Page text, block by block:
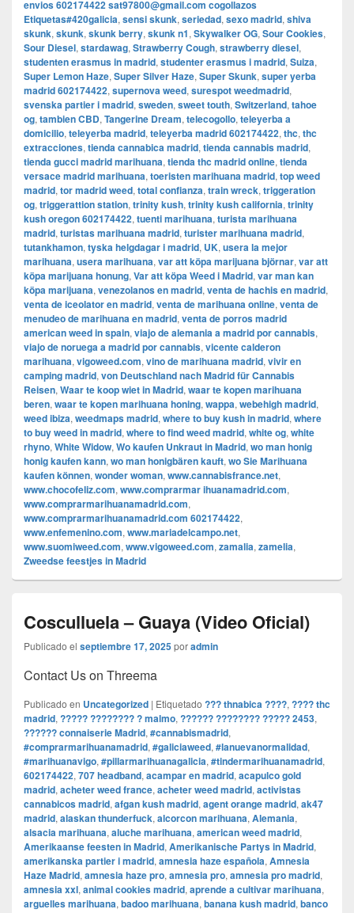
envios 602174422 sat97800@gmail.com cogollazos
Etiquetas#420galicia, sensi skunk, seriedad, sexo madrid, shiva
skunk, skunk, skunk berry, skunk n1, Skywalker OG, Sour Cookies,
Sour Diesel, stardawag, Strawberry Cough, strawberry diesel,
studenten erasmus in madrid, studenter erasmus i madrid, Suiza,
Super Lemon Haze, Super Silver Haze, Super Skunk, super yerba
madrid 602174422, supernova weed, surespot weedmadrid,
svenska partier i madrid, sweden, sweet touth, Switzerland, tahoe
og, tambien CBD, Tangerine Dream, telecogollo, teleyerba a
domicilio, teleyerba madrid, teleyerba madrid 602174422, thc, thc
extracciones, tienda cannabica madrid, tienda cannabis madrid,
tienda gucci madrid marihuana, tienda thc madrid online, tienda
versace madrid marihuana, toeristen marihuana madrid, top weed
madrid, tor madrid weed, total confianza, train wreck, triggeration
og, triggerattion station, trinity kush, trinity kush california, trinity
kush oregon 602174422, tuenti marihuana, turista marihuana
madrid, turistas marihuana madrid, turister marihuana madrid,
tutankhamon, tyska helgdagar i madrid, UK, usera la mejor
marihuana, usera marihuana, var att köpa marijuana björnar, var att
köpa marijuana honung, Var att köpa Weed i Madrid, var man kan
köpa marijuana, venezolanos en madrid, venta de hachis en madrid,
venta de iceolator en madrid, venta de marihuana online, venta de
menudeo de marihuana en madrid, venta de porros madrid
american weed in spain, viajo de alemania a madrid por cannabis,
viajo de noruega a madrid por cannabis, vicente calderon
marihuana, vigoweed.com, vino de marihuana madrid, vivir en
camping madrid, von Deutschland nach Madrid für Cannabis
Reisen, Waar te koop wiet in Madrid, waar te kopen marihuana
beren, waar te kopen marihuana honing, wappa, webehigh madrid,
weed ibiza, weedmaps madrid, where to buy kush in madrid, where
to buy weed in madrid, where to find weed madrid, white og, white
rhyno, White Widow, Wo kaufen Unkraut in Madrid, wo man honig
honig kaufen kann, wo man honigbären kauft, wo Sie Marihuana
kaufen können, wonder woman, www.cannabisfrance.net,
www.chocofeliz.com, www.comprarmar ihuanamadrid.com,
www.comprarmarihuanamadrid.com,
www.comprarmarihuanamadrid.com 602174422,
www.enfemenino.com, www.mariadelcampo.net,
www.suomiweed.com, www.vigoweed.com, zamalia, zamelia,
Zweedse feestjes in Madrid
Cosculluela – Guaya (Video Oficial)
Publicado el septiembre 17, 2025poradmin
Contact Us on Threema
Publicado en Uncategorized | Etiquetado ??? thnabica ????, ???? thc
madrid, ????? ???????? ? malmo, ?????? ???????? ????? 2453,
?????? connaiserie Madrid, #cannabismadrid,
#comprarmarihuanamadrid, #galiciaweed, #lanuevanormalidad,
#marihuanavigo, #pillarmarihuanagalicia, #tindermarihuanamadrid,
602174422, 707 headband, acampar en madrid, acapulco gold
madrid, acheter weed france, acheter weed madrid, activistas
cannabicos madrid, afgan kush madrid, agent orange madrid, ak47
madrid, alaskan thunderfuck, alcorcon marihuana, Alemania,
alsacia marihuana, aluche marihuana, american weed madrid,
Amerikaanse feesten in Madrid, Amerikanische Partys in Madrid,
amerikanska partier i madrid, amnesia haze española, Amnesia
Haze Madrid, amnesia haze pro, amnesia pro, amnesia pro madrid,
amnesia xxl, animal cookies madrid, aprende a cultivar marihuana,
arguelles marihuana, badoo marihuana, banana kush madrid, banco